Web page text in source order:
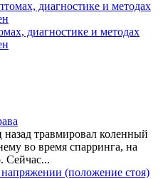
диагностике и методах
назад травмировал коленный
во время спарринга, на
Сейчас...
(положение стоя)